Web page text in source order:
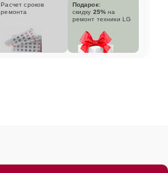
Расчет сроков
ремонта
Подарок:
скидку 25% на
ремонт техники LG